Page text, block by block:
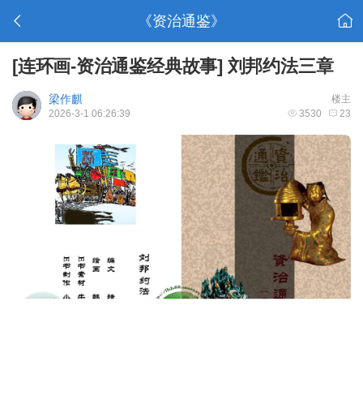
《资治通鉴》
[连环画-资治通鉴经典故事] 刘邦约法三章
楼主
梁作麒
3530 23
2026-3-1 06:26:39